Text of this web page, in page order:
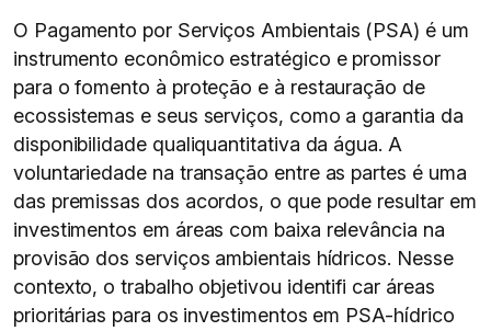
O Pagamento por Serviços Ambientais (PSA) é um
instrumento econômico estratégico e promissor
para o fomento à proteção e à restauração de
ecossistemas e seus serviços, como a garantia da
disponibilidade qualiquantitativa da água. A
voluntariedade na transação entre as partes é uma
das premissas dos acordos, o que pode resultar em
investimentos em áreas com baixa relevância na
provisão dos serviços ambientais hídricos. Nesse
contexto, o trabalho objetivou identifi car áreas
prioritárias para os investimentos em PSA-hídrico